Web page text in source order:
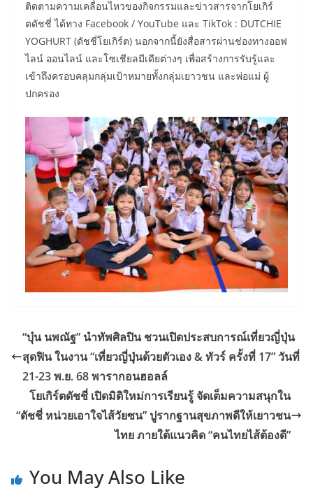
ติดตามความเคลื่อนไหวของกิจกรรมและข่าวสารจากโยเกิร์
ตดัชชี่ ได้ทาง Facebook / YouTube และ TikTok : DUTCHIE
YOGHURT (ดัชชี่โยเกิร์ต) นอกจากนี้ยังสื่อสารผ่านช่องทางออฟ
ไลน์ ออนไลน์ และโซเชียลมีเดียต่างๆ เพื่อสร้างการรับรู้และ
เข้าถึงครอบคลุมกลุ่มเป้าหมายทั้งกลุ่มเยาวชน และพ่อแม่ ผู้
ปกครอง
“บุ๋น นพณัฐ” นำทัพศิลปิน ชวนเปิดประสบการณ์เที่ยวญี่ปุ่น
สุดฟิน ในงาน “เที่ยวญี่ปุ่นด้วยตัวเอง & ทัวร์ ครั้งที่ 17” วันที่
21-23 พ.ย. 68 พารากอนฮอลล์
โยเกิร์ตดัชชี่ เปิดมิติใหม่การเรียนรู้ จัดเต็มความสนุกใน
“ดัชชี่ หน่วยเอาใจไส้วัยซน” ปูรากฐานสุขภาพดีให้เยาวชน
ไทย ภายใต้แนวคิด “คนไทยไส้ต้องดี”
You May Also Like